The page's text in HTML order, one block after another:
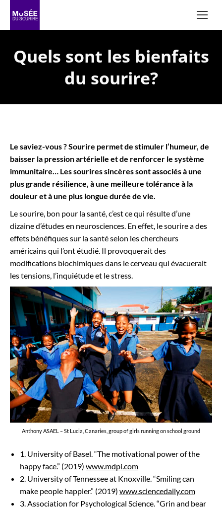
Quels sont les bienfaits
du sourire?
Le saviez-vous ? Sourire permet de stimuler l’humeur, de
baisser la pression artérielle et de renforcer le système
immunitaire… Les sourires sincères sont associés à une
plus grande résilience, à une meilleure tolérance à la
douleur et à une plus longue durée de vie.
Le sourire, bon pour la santé, c’est ce qui résulte d’une
dizaine d’études en neurosciences. En effet, le sourire a des
effets bénéfiques sur la santé selon les chercheurs
américains qui l’ont étudié. Il provoquerait des
modifications biochimiques dans le cerveau qui évacuerait
les tensions, l’inquiétude et le stress.
Anthony ASAEL – St Lucia, Canaries, group of girls running on school ground
1. University of Basel. “The motivational power of the
happy face.” (2019) www.mdpi.com
2. University of Tennessee at Knoxville. “Smiling can
make people happier.” (2019) www.sciencedaily.com
3. Association for Psychological Science. “Grin and bear